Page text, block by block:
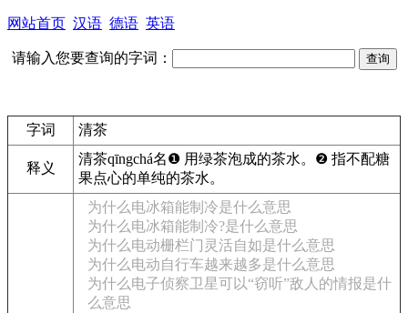
网站首页 汉语 德语 英语
请输入您要查询的字词：
字词 清茶
释义
清茶qīngchá名❶ 用绿茶泡成的茶水。 ❷ 指不配糖
果点心的单纯的茶水。
为什么电冰箱能制冷是什么意思
为什么电冰箱能制冷?是什么意思
为什么电动栅栏门灵活自如是什么意思
为什么电动自行车越来越多是什么意思
为什么电子侦察卫星可以“窃听”敌人的情报是什
么意思